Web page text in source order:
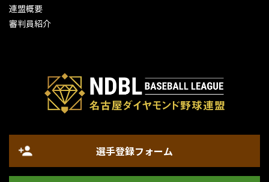
連盟概要
審判員紹介
選手登録フォーム